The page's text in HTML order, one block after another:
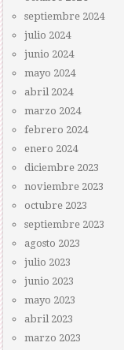
septiembre 2024
julio 2024
junio 2024
mayo 2024
abril 2024
marzo 2024
febrero 2024
enero 2024
diciembre 2023
noviembre 2023
octubre 2023
septiembre 2023
agosto 2023
julio 2023
junio 2023
mayo 2023
abril 2023
marzo 2023